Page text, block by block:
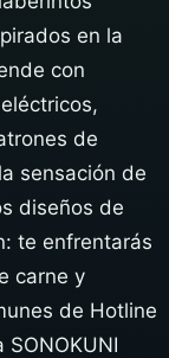
en la
con
de
sensación de
diseños de
te enfrentarás
carne y
de Hotline